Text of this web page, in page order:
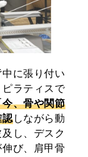
に張り付い
ラティスで
、骨や関節
認しながら動
し、デスク
び、肩甲骨